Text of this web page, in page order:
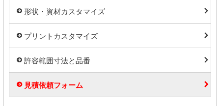
形状・資材カスタマイズ
プリントカスタマイズ
許容範囲寸法と品番
見積依頼フォーム